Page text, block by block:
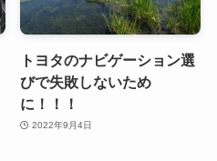
トヨタのナビゲーション選
びで失敗しないため
に！！！
2022年9月4日